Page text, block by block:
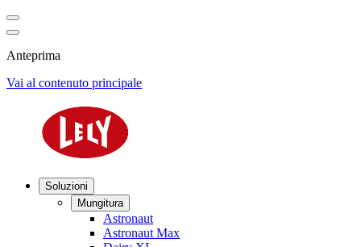
Anteprima
Vai al contenuto principale
Soluzioni
Mungitura
Astronaut
Astronaut Max